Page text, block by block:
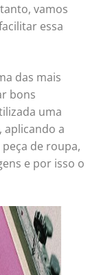
vamos
essa
das mais
bons
uma
aplicando a
de roupa,
e por isso o